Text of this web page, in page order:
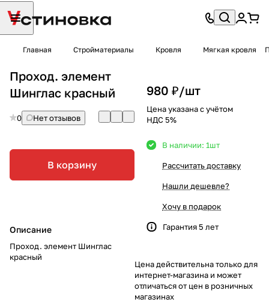
Главная Стройматериалы Кровля Мягкая кровля
Проход. элемент
Шинглас красный
0 Нет отзывов
В корзину
Описание
Проход. элемент Шинглас
красный
980 ₽/шт
Цена указана с учётом
НДС 5%
В наличии: 1шт
Рассчитать доставку
Нашли дешевле?
Хочу в подарок
Гарантия 5 лет
Цена действительна только для
интернет-магазина и может
отличаться от цен в розничных
магазинах